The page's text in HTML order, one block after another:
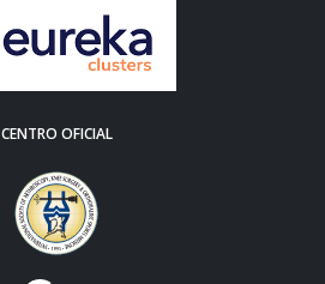
CENTRO OFICIAL